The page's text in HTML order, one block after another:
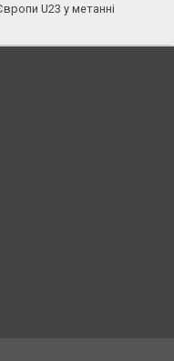
U23 у метанні